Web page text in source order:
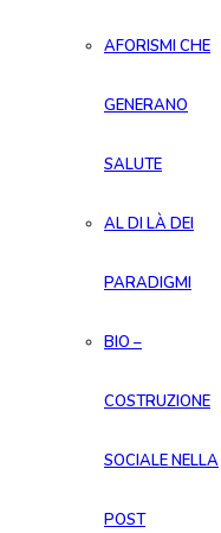
AFORISMI CHE
GENERANO
SALUTE
AL DI LÀ DEI
PARADIGMI
BIO –
COSTRUZIONE
SOCIALE NELLA
POST